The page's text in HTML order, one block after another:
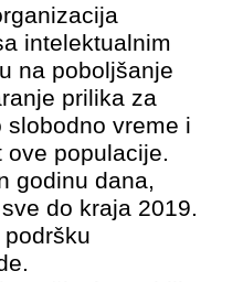
intelektualnim
na poboljšanje
prilika za
vreme i
populacije.
godinu dana,
do kraja 2019.